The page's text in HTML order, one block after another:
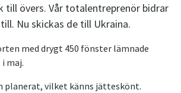
till övers. Vår totalentreprenör bidrar
Nu skickas de till Ukraina.
med drygt 450 fönster lämnade
maj.
planerat, vilket känns jätteskönt.